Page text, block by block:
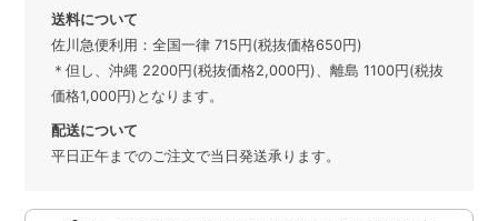
送料について
佐川急便利用：全国一律 715円(税抜価格650円)
＊但し、沖縄 2200円(税抜価格2,000円)、離島 1100円(税抜
価格1,000円)となります。
配送について
平日正午までのご注文で当日発送承ります。